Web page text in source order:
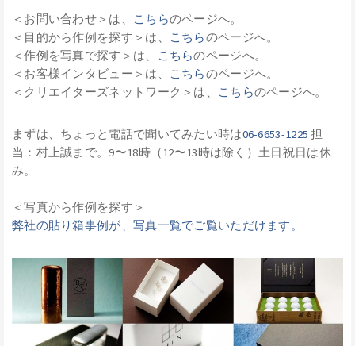
＜お問い合わせ＞は、 こちらのページへ。
＜目的から作例を探す＞は、
こちらのページへ。
＜作例を写真で探す＞は、
こちらのページへ。
＜お客様インタビュー＞は、
こちらのページへ。
＜クリエイターズネットワーク＞は、
こちらのページへ。
まずは、ちょっと電話で聞いてみたい時は06-6653-1225 担
当：村上誠まで。9〜18時（12〜13時は除く）土日祝日は休
み。
＜写真から作例を探す＞
弊社の貼り箱事例が、写真一覧でご覧いただけます。